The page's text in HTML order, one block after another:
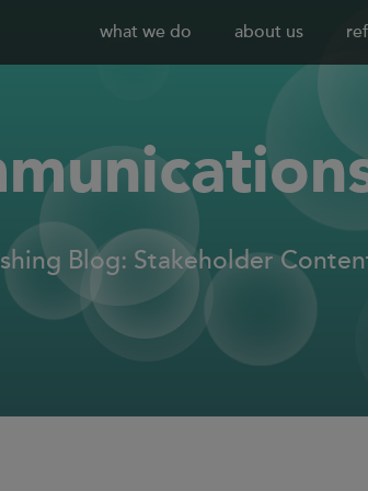
what we do about us
Blog: Stakeholder